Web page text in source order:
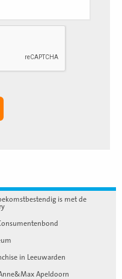
is met de
in Leeuwarden
Apeldoorn